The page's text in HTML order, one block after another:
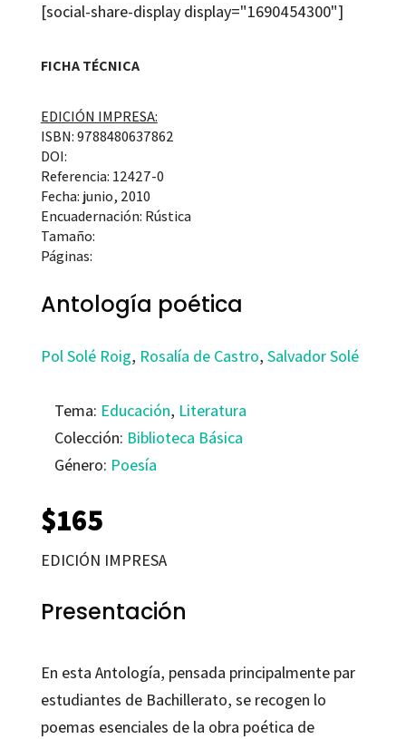
[social-share-display display="1690454300"]
FICHA TÉCNICA
EDICIÓN IMPRESA:
ISBN: 9788480637862
DOI:
Referencia: 12427-0
Fecha: junio, 2010
Encuadernación: Rústica
Tamaño:
Páginas:
Antología poética
Pol Solé Roig, Rosalía de Castro, Salvador Solé
Tema: Educación, Literatura
Colección: Biblioteca Básica
Género: Poesía
$165
EDICIÓN IMPRESA
Presentación
En esta Antología, pensada principalmente par
estudiantes de Bachillerato, se recogen lo
poemas esenciales de la obra poética de